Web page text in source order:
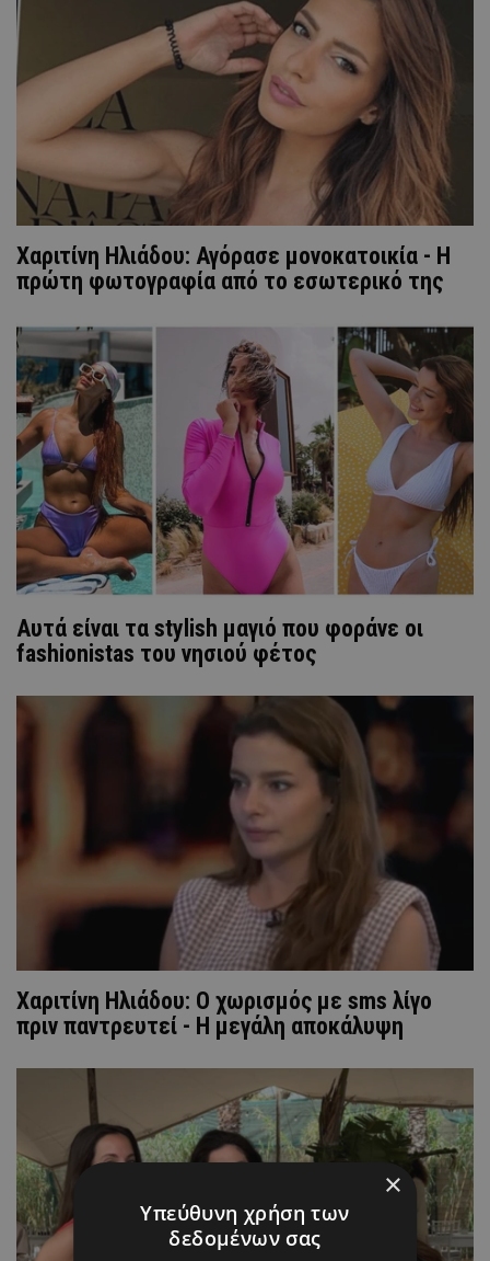
Xαριτίνη Ηλιάδου: Αγόρασε μονοκατοικία - Η
πρώτη φωτογραφία από το εσωτερικό της
Αυτά είναι τα stylish μαγιό που φοράνε οι
fashionistas του νησιού φέτος
Χαριτίνη Ηλιάδου: Ο χωρισμός με sms λίγο
πριν παντρευτεί - Η μεγάλη αποκάλυψη
×
Υπεύθυνη χρήση των
δεδομένων σας